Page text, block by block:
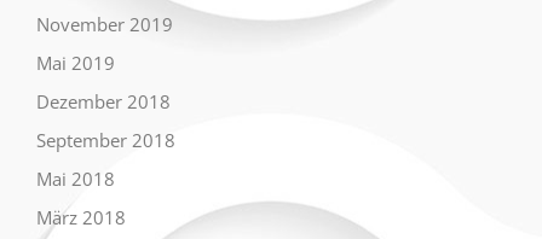
November 2019
Mai 2019
Dezember 2018
September 2018
Mai 2018
März 2018